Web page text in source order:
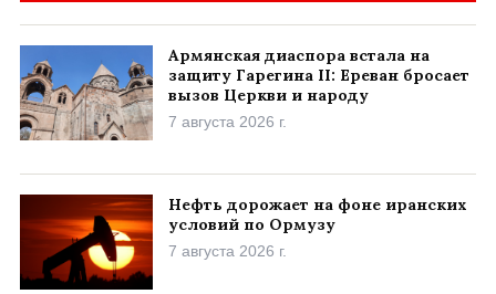
Армянская диаспора встала на
защиту Гарегина II: Ереван бросает
вызов Церкви и народу
7 августа 2026 г.
Нефть дорожает на фоне иранских
условий по Ормузу
7 августа 2026 г.